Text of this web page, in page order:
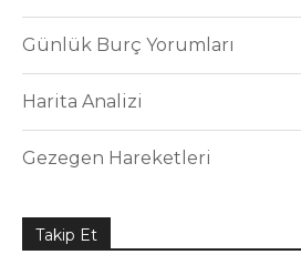
Günlük Burç Yorumları
Harita Analizi
Gezegen Hareketleri
Takip Et